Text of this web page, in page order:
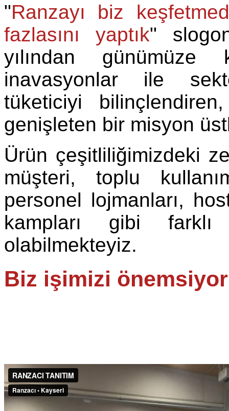
"Ranzayı biz
fazlasını yaptık"
yılından günümüze
inavasyonlar ile
tüketiciyi
genişleten bir misyon
Ürün çeşitliliğimizdeki
müşteri, toplu
personel lojmanları,
kampları gibi
olabilmekteyiz.
Biz işimizi